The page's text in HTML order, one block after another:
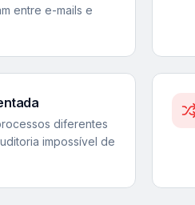
entre e-mails e
diferentes
impossível de